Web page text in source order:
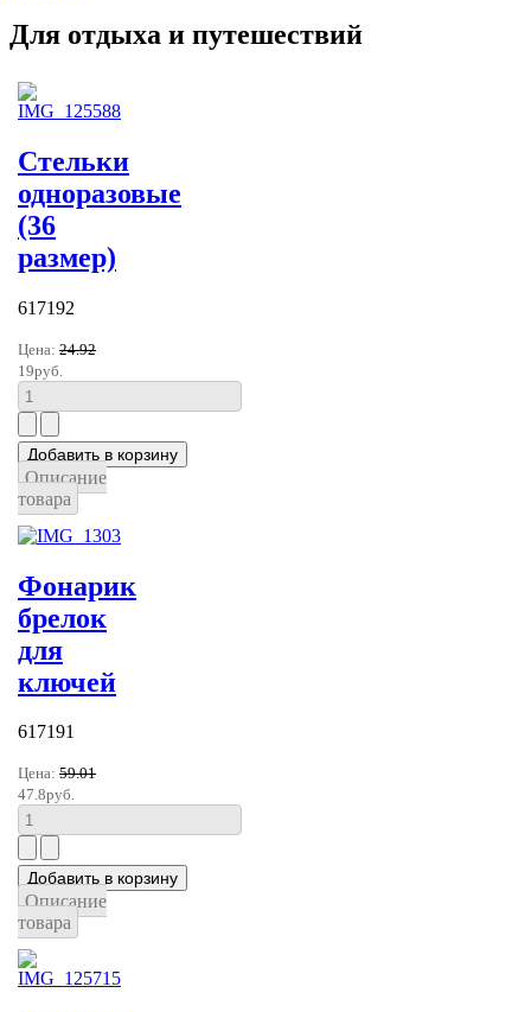
Для отдыха и путешествий
Стельки
одноразовые
(36
размер)
617192
Цена: 24.92
19руб.
Описание
товара
Фонарик
брелок
для
ключей
617191
Цена: 59.01
47.8руб.
Описание
товара